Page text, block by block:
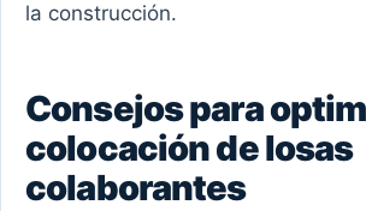
la construcción.
Consejos para
colocación de losas
colaborantes